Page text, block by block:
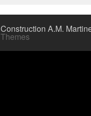
Construction A.M.
Themes